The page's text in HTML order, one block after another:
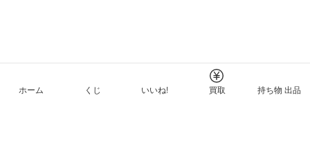
ホーム くじ いいね! 買取 持ち物 出品